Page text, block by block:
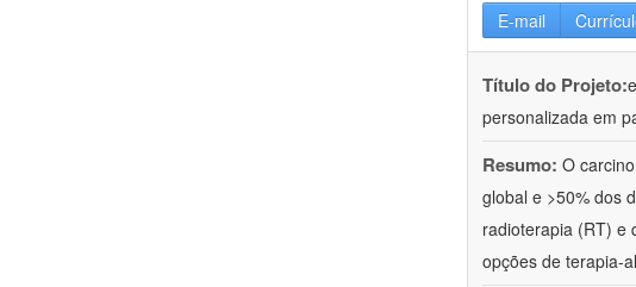
E-mail
Título do Projeto:
personalizada em
Resumo: O
global e >50% dos
radioterapia (RT) e
opções de terapia-